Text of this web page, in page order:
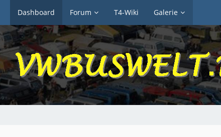
Dashboard Forum T4-Wiki Galerie